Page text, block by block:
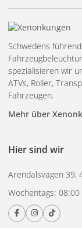
sorgen für
Kompaktes
Schutzart
Spezifische
Volt:24V
Lichtquelle:
Schwedens
spezialisieren wir
ATVs, Roller,
Fahrzeugen.
Mehr über
Hier sind wir
Arendalsvägen 39,
Wochentags: